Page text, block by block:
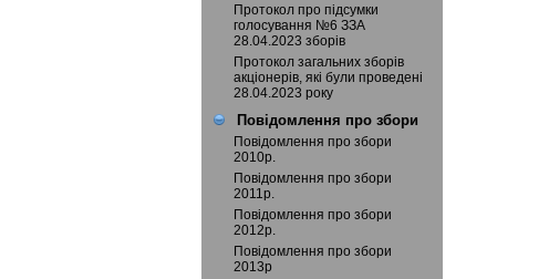
Протокол про підсумки
голосування №6 ЗЗА
28.04.2023 зборів
Протокол загальних зборів
акціонерів, які були проведені
28.04.2023 року
Повідомлення про збори
Повідомлення про збори
2010р.
Повідомлення про збори
2011р.
Повідомлення про збори
2012р.
Повідомлення про збори
2013р